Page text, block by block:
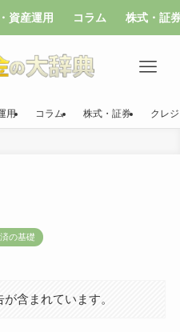
資産運用 コラム 株式・証
用 コラム 株式・証券 クレ
の基礎
含まれています。